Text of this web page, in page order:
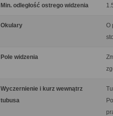
Min. odległość ostrego widzenia
Okulary
O
Pole widzenia
Wyczernienie i kurz wewnątrz
tubusa